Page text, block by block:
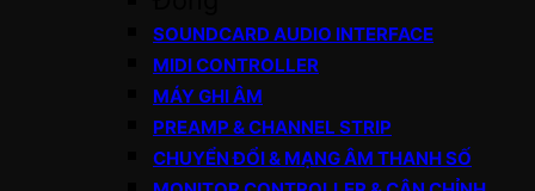
SOUNDCARD AUDIO INTERFACE
MIDI CONTROLLER
MÁY GHI ÂM
PREAMP & CHANNEL STRIP
CHUYỂN ĐỔI & MẠNG ÂM THANH SỐ